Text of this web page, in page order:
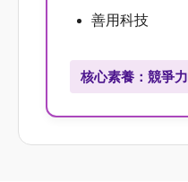
善用科技
核心素養：競爭力